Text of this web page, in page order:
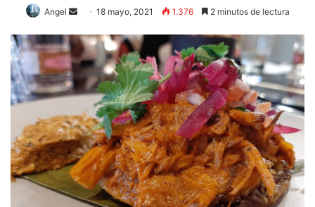
Angel
S
n
d
a
n
e
m
a
i
l
18 mayo, 2021 1.376 2 minutos de lectura